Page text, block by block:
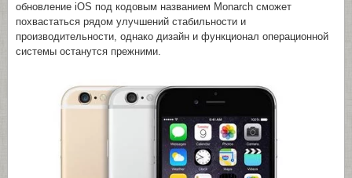
обновление iOS под кодовым названием Monarch сможет
похвастаться рядом улучшений стабильности и
производительности, однако дизайн и функционал операционной
системы останутся прежними.